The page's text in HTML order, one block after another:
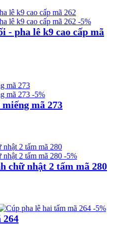
-5%
- pha lê k9 cao cấp mã
-5%
mã 273
-5%
chữ nhật 2 tấm mã 280
-5%
264